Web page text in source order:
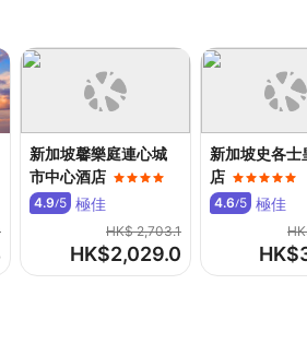
住客可能需支付額外費用，詳情請向酒
SGD35 (大約金額)
(視乎供應情況而定)
新加坡馨樂庭連心城
市中心酒店
4.9/5 極佳
HK$ 2,703.1
HK$2,029.0
新加坡史各士
店
4.6/5 極佳
HK$